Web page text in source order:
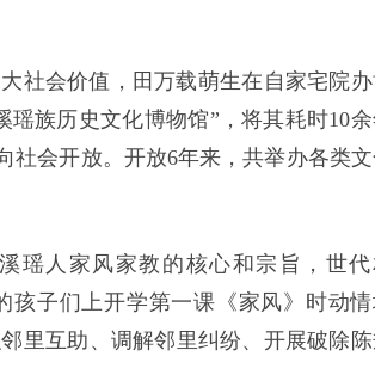
社会价值，田万载萌生在自家宅院
族历史文化博物馆”，将其耗时10
社会开放。开放6年来，共举办各类
瑶人家风家教的核心和宗旨，世代
孩子们上开学第一课《家风》时动
里互助、调解邻里纠纷、开展破除